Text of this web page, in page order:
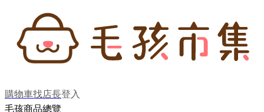
購物車找店長登入
毛孩商品總覽